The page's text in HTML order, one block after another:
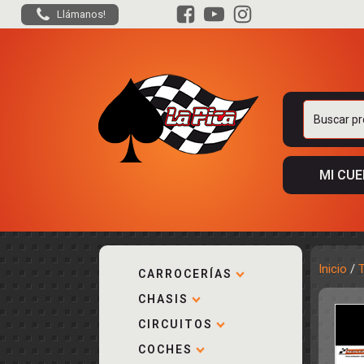
Llámanos!
Buscar
MI
CARROCERÍAS
CHASIS
CIRCUITOS
COCHES
Inicio /